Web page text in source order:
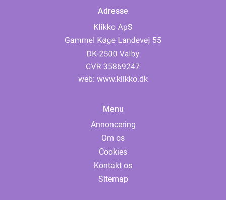
Adresse
web: www.klikko.dk
Menu
Annoncering
Om os
Cookies
Kontakt os
Sitemap